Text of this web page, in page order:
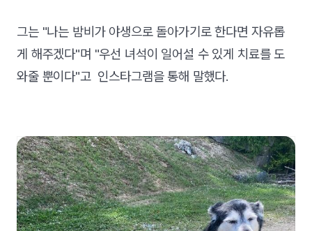
그는 "나는 밤비가 야생으로 돌아가기로 한다면 자유롭
게 해주겠다"며 "우선 녀석이 일어설 수 있게 치료를 도
와줄 뿐이다"고 인스타그램을 통해 말했다.